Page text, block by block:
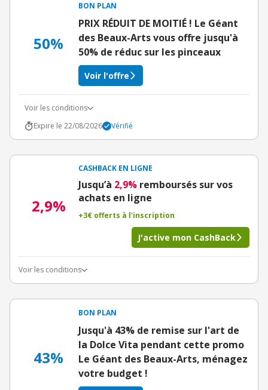
50%
BON PLAN
PRIX RÉDUIT DE MOITIÉ ! Le Géant
des Beaux-Arts vous offre jusqu'à
50% de réduc sur les pinceaux
Voir l'offre
Voir les conditions
Expire le 22/08/2026
Vérifié
2,9%
CASHBACK EN LIGNE
Jusqu’à 2,9% remboursés sur vos
achats en ligne
+3€ offerts à l'inscription
J'active mon CashBack
Voir les conditions
43%
BON PLAN
Jusqu'à 43% de remise sur l'art de
la Dolce Vita pendant cette promo
Le Géant des Beaux-Arts, ménagez
votre budget !